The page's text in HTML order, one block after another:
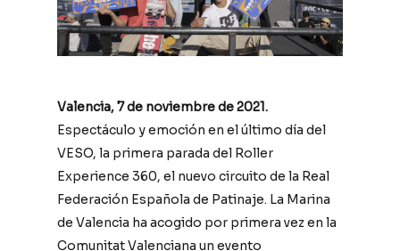
Valencia, 7 de noviembre de 2021.
Espectáculo y emoción en el último día del
VESO, la primera parada del Roller
Experience 360, el nuevo circuito de la Real
Federación Española de Patinaje. La Marina
de Valencia ha acogido por primera vez en la
Comunitat Valenciana un evento